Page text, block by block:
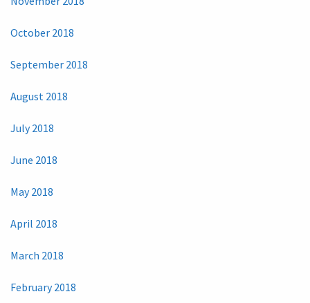
October 2018
September 2018
August 2018
July 2018
June 2018
May 2018
April 2018
March 2018
February 2018